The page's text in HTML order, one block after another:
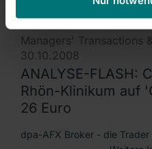
Managers' Transactions
30.10.2008
ANALYSE-FLASH:
Rhön-Klinikum auf
26 Euro
dpa-AFX Broker - die